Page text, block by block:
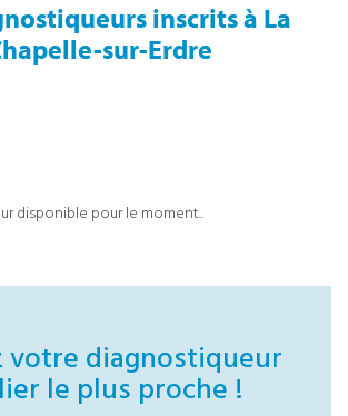
inscrits à La
sur-Erdre
disponible pour le moment..
votre diagnostiqueur
le plus proche !